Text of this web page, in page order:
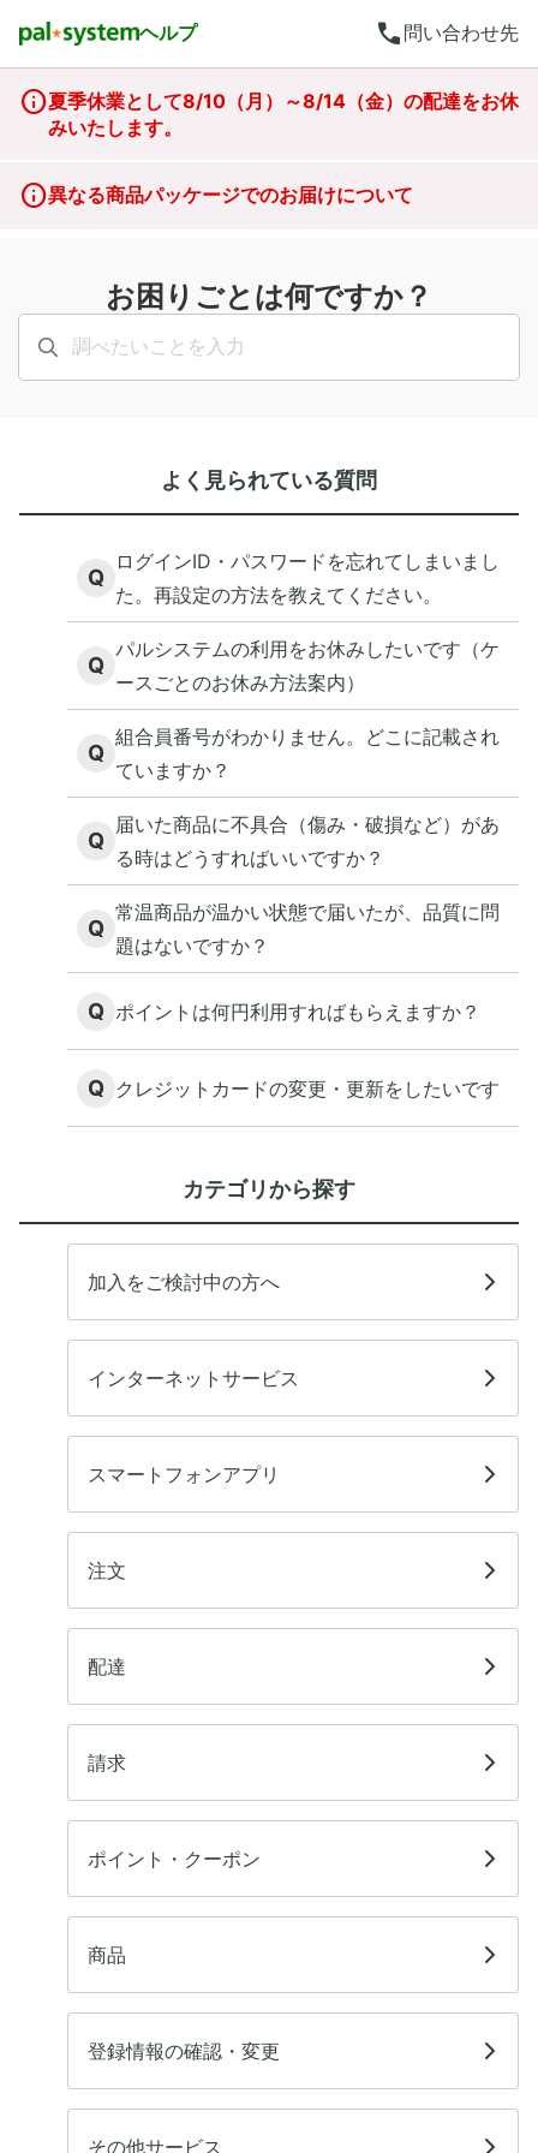
ヘルプ call 問い合わせ先
夏季休業として8/10（月）～8/14（金）の配達をお休
みいたします。
異なる商品パッケージでのお届けについて
お困りごとは何ですか？
よく見られている質問
Q
ログインID・パスワードを忘れてしまいまし
た。再設定の方法を教えてください。
Q
パルシステムの利用をお休みしたいです（ケ
ースごとのお休み方法案内）
Q
組合員番号がわかりません。どこに記載され
ていますか？
Q
届いた商品に不具合（傷み・破損など）があ
る時はどうすればいいですか？
Q
常温商品が温かい状態で届いたが、品質に問
題はないですか？
Q ポイントは何円利用すればもらえますか？
Q クレジットカードの変更・更新をしたいです
カテゴリから探す
加入をご検討中の方へ
インターネットサービス
スマートフォンアプリ
注文
配達
請求
ポイント・クーポン
商品
登録情報の確認・変更
その他サービス